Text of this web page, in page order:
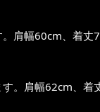
肩幅60cm、着
。肩幅62cm、